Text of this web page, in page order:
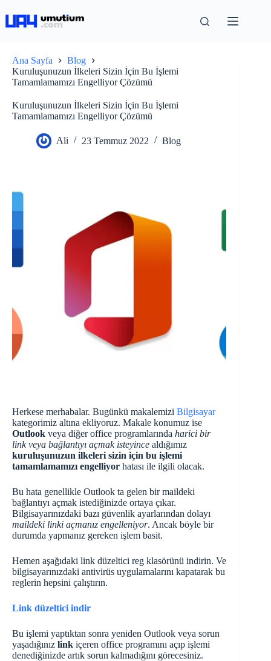
Ana Sayfa
Blog
Kuruluşunuzun İlkeleri Sizin İçin Bu İşlemi
Tamamlamamızı Engelliyor Çözümü
Kuruluşunuzun İlkeleri Sizin İçin Bu İşlemi
Tamamlamamızı Engelliyor Çözümü
Ali 23 Temmuz 2022 Blog
Herkese merhabalar. Bugünkü makalemizi Bilgisayar
kategorimiz altına ekliyoruz. Makale konumuz ise
Outlook veya diğer office programlarında harici bir
link veya bağlantıyı açmak isteyince aldığımız
kuruluşunuzun ilkeleri sizin için bu işlemi
tamamlamamızı engelliyor hatası ile ilgili olacak.
Bu hata genellikle Outlook ta gelen bir maildeki
bağlantıyı açmak istediğinizde ortaya çıkar.
Bilgisayarınızdaki bazı güvenlik ayarlarından dolayı
maildeki linki açmanız engelleniyor. Ancak böyle bir
durumda yapmanız gereken işlem basit.
Hemen aşağıdaki link düzeltici reg klasörünü indirin. Ve
bilgisayarınızdaki antivirüs uygulamalarını kapatarak bu
reglerin hepsini çalıştırın.
Link düzeltici indir
Bu işlemi yaptıktan sonra yeniden Outlook veya sorun
yaşadığınız link içeren office programını açıp işlemi
denediğinizde artık sorun kalmadığını görecesiniz.